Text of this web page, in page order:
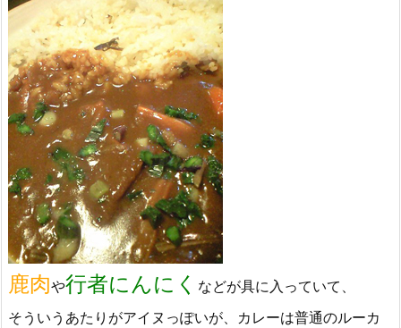
鹿肉や行者にんにく などが具に入っていて、
そういうあたりがアイヌっぽいが、カレーは普通のルーカ